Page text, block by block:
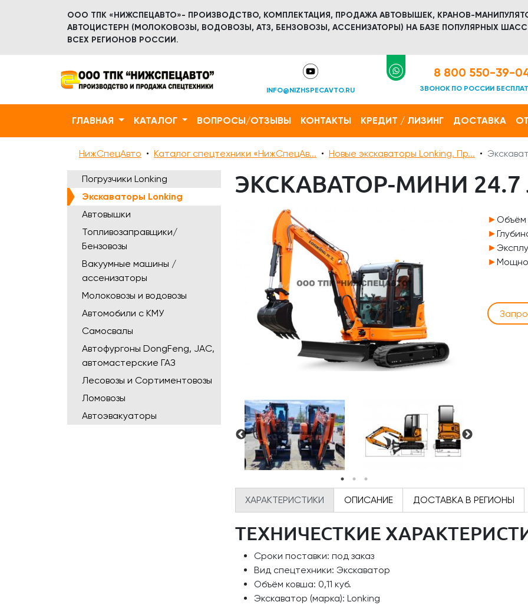
ООО ТПК «НИЖСПЕЦАВТО»- ПРОИЗВОДСТВО, КОМПЛЕКТАЦИЯ, ПРОДАЖА АВТОВЫШЕК, КРАНОВ-
АВТОЦИСТЕРН (МОЛОКОВОЗЫ, ВОДОВОЗЫ, АТЗ, БЕНЗОВОЗЫ, АССЕНИЗАТОРЫ) НА БАЗЕ ПОПУЛЯРНЫХ
ВСЕХ РЕГИОНОВ РОССИИ.
INFO@NIZHSPECAVTO.RU
8 800 550-39-
ЗВОНОК ПО РОССИИ
ГЛАВНАЯ КАТАЛОГ ВОПРОСЫ/ОТЗЫВЫ КОНТАКТЫ КРЕДИТ / ЛИЗИНГ ДОСТАВКА
НижСпецАвто Каталог спецтехники «НижСпецАв... Новые экскаваторы Lonking. Пр...
Погрузчики Lonking
Экскаваторы Lonking
Автовышки
Топливозаправщики/
Бензовозы
Вакуумные машины /
ассенизаторы
Молоковозы и водовозы
Автомобили с КМУ
Самосвалы
Автофургоны DongFeng, JAC,
автомастерские ГАЗ
Лесовозы и Сортиментовозы
Ломовозы
Автоэвакуаторы
ЭКСКАВАТОР-МИНИ 24.7
► Объём
►
►
►
ХАРАКТЕРИСТИКИ ОПИСАНИЕ ДОСТАВКА В РЕГИОНЫ
ТЕХНИЧЕСТКИЕ
Сроки поставки: под заказ
Вид спецтехники: Экскаватор
Объём ковша: 0,11 куб.
Экскаватор (марка): Lonking